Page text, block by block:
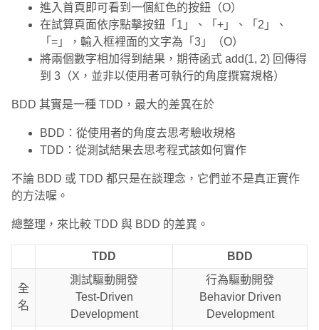
進入首頁即可看到一個紅色的按鈕（O）
在試算頁面依序點擊按鈕「1」、「+」、「2」、
「=」，輸入框裡面的文字為「3」（O）
將兩個數字相加得到結果，期待函式 add(1, 2) 回傳得
到 3（X，並非以使用者可執行的角度撰寫規格）
BDD 其實是一種 TDD，最大的差異在於
BDD：從使用者的角度去思考驗收規格
TDD：從測試結果去思考程式該如何實作
不論 BDD 或 TDD 都只是在談理念，它們並不是真正實作
的方法喔。
總整理，來比較 TDD 與 BDD 的差異。
TDD BDD
全
名
測試驅動開發
Test-Driven
Development
行為驅動開發
Behavior Driven
Development